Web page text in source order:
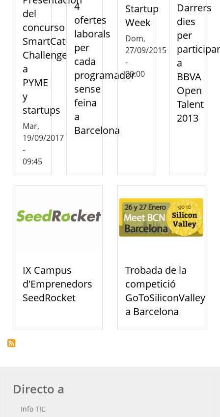
del
concurso
SmartCat
Challenge
a
PYME
y
startups
Mar,
19/09/2017
-
09:45
4
ofertes
laborals
per
cada
programador
sense
feina
a
Barcelona
Startup
Week
Dom,
27/09/2015
-
00:00
Darrers
dies
per
participar
a
BBVA
Open
Talent
2013
IX Campus
d'Emprenedors
SeedRocket
Trobada de la
competició
GoToSiliconValley
a Barcelona
Directo a
Info TIC